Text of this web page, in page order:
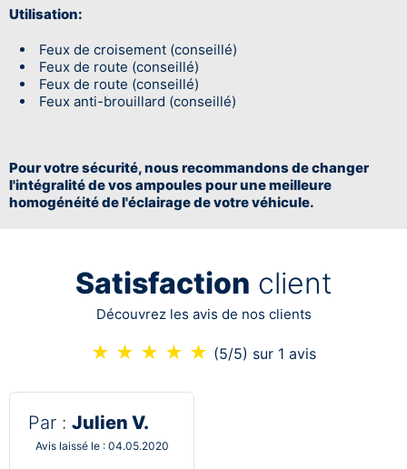
Utilisation:
Feux de croisement (conseillé)
Feux de route (conseillé)
Feux de route (conseillé)
Feux anti-brouillard (conseillé)
Pour votre sécurité, nous recommandons de changer
l'intégralité de vos ampoules pour une meilleure
homogénéité de l'éclairage de votre véhicule.
Satisfaction client
Découvrez les avis de nos clients
★ ★ ★ ★ ★ (5/5) sur 1 avis
Par : Julien V.
Avis laissé le : 04.05.2020